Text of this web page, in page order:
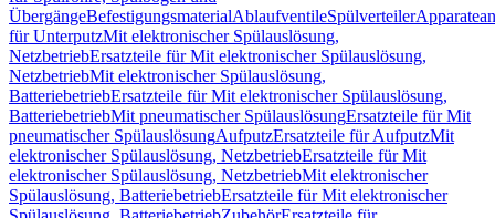
ÜbergängeBefestigungsmaterialAblaufventileSpülverteiler
für UnterputzMit elektronischer Spülauslösung,
NetzbetriebErsatzteile für Mit elektronischer Spülauslösung,
NetzbetriebMit elektronischer Spülauslösung,
BatteriebetriebErsatzteile für Mit elektronischer Spülauslösung,
BatteriebetriebMit pneumatischer SpülauslösungErsatzteile für Mit
pneumatischer SpülauslösungAufputzErsatzteile für AufputzMit
elektronischer Spülauslösung, NetzbetriebErsatzteile für Mit
elektronischer Spülauslösung, NetzbetriebMit elektronischer
Spülauslösung, BatteriebetriebErsatzteile für Mit elektronischer